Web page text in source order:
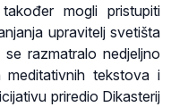
mogli pristupiti
upravitelj svetišta
razmatralo nedjeljno
tekstova i
priredio Dikasterij